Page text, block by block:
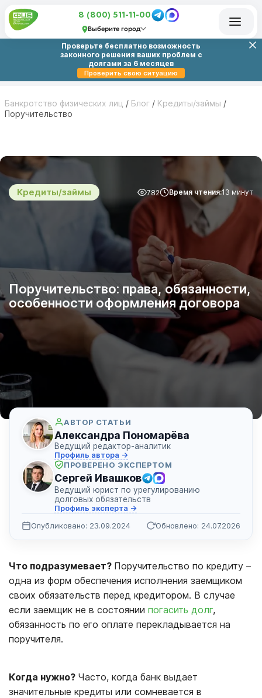
8 (800) 511-11-00
Выберите город
Проверьте бесплатно возможность
законного решения ваших проблем с
долгами за 6 месяцев
Проверить свою ситуацию
Банкротство физических лиц / Блог / Кредиты/займы /
Поручительство
Кредиты/займы 782 Время чтения:13 минут
Поручительство: права, обязанности,
особенности оформления договора
АВТОР СТАТЬИ
Александра Пономарёва
Ведущий редактор-аналитик
Профиль автора →
ПРОВЕРЕНО ЭКСПЕРТОМ
Сергей Ивашков
Ведущий юрист по урегулированию
долговых обязательств
Профиль эксперта →
Опубликовано: 23.09.2024
Обновлено: 24.07.2026
Что подразумевает? Поручительство по кредиту –
одна из форм обеспечения исполнения заемщиком
своих обязательств перед кредитором. В случае
если заемщик не в состоянии погасить долг,
обязанность по его оплате перекладывается на
поручителя.
Когда нужно? Часто, когда банк выдает
значительные кредиты или сомневается в